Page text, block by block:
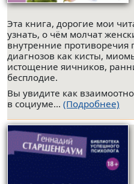
Эта книга, дорогие мои
узнать, о чём молчат
внутренние противоречия
диагнозов как кисты,
истощение яичников,
бесплодие.
Вы увидите как
в социуме... (Подробнее)